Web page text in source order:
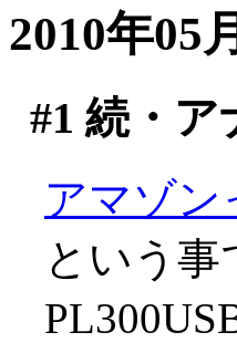
2010年05
#1 続・ア
アマゾ
という事